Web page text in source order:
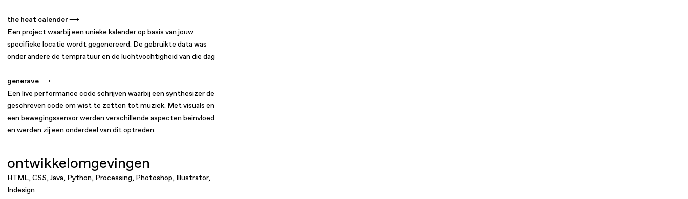
the heat calender ⟶
Een project waarbij een unieke kalender op basis van jouw
specifieke locatie wordt gegenereerd. De gebruikte data was
onder andere de tempratuur en de luchtvochtigheid van die dag
generave ⟶
Een live performance code schrijven waarbij een synthesizer de
geschreven code om wist te zetten tot muziek. Met visuals en
een bewegingssensor werden verschillende aspecten beinvloed
en werden zij een onderdeel van dit optreden.
ontwikkelomgevingen
HTML, CSS, Java, Python, Processing, Photoshop, Illustrator,
Indesign